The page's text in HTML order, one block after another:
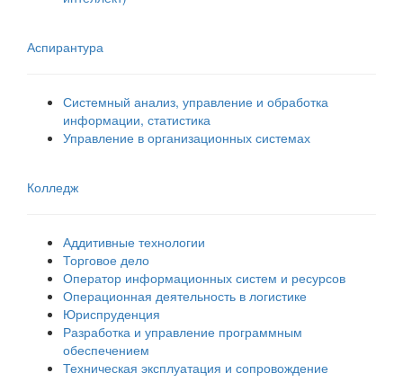
Аспирантура
Системный анализ, управление и обработка
информации, статистика
Управление в организационных системах
Колледж
Аддитивные технологии
Торговое дело
Оператор информационных систем и ресурсов
Операционная деятельность в логистике
Юриспруденция
Разработка и управление программным
обеспечением
Техническая эксплуатация и сопровождение